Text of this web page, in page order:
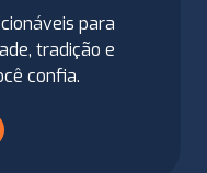
para
tradição e
confia.